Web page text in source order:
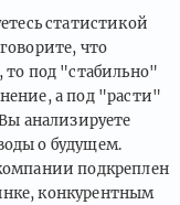
статистикой
что
то под "стабильно"
а под "расти"
анализируете
о будущем.
подкреплен
конкурентным